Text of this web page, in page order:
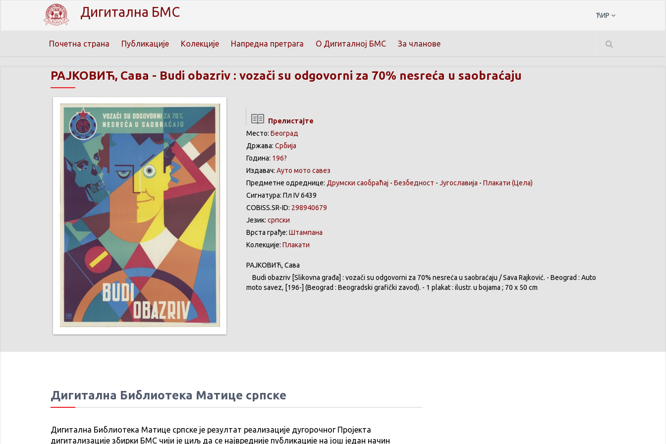
Дигитална БМС ЋИР
Почетна страна Публикације Колекције Напредна претрага О Дигиталној БМС За чланове
РАЈКОВИЋ, Сава - Budi obazriv : vozači su odgovorni za 70% nesreća u saobraćaju
Прелистајте
Место: Београд
Држава: Србија
Година: 196?
Издавач: Ауто мото савез
Предметне одреднице: Друмски саобраћај - Безбедност - Југославија - Плакати (Цела)
Сигнатура: Пл IV 6439
COBISS.SR-ID: 298940679
Језик: српски
Врста грађе: Штампана
Колекције: Плакати
РАЈКОВИЋ, Сава
Budi obazriv [Slikovna građa] : vozači su odgovorni za 70% nesreća u saobraćaju / Sava Rajković. - Beograd : Auto
moto savez, [196-] (Beograd : Beogradski grafički zavod). - 1 plakat : ilustr. u bojama ; 70 x 50 cm
Дигитална Библиотека Матице српске
Дигитална Библиотека Матице српске је резултат реализације дугорочног Пројекта
дигитализације збирки БМС чији је циљ да се највредније публикације на још један начин